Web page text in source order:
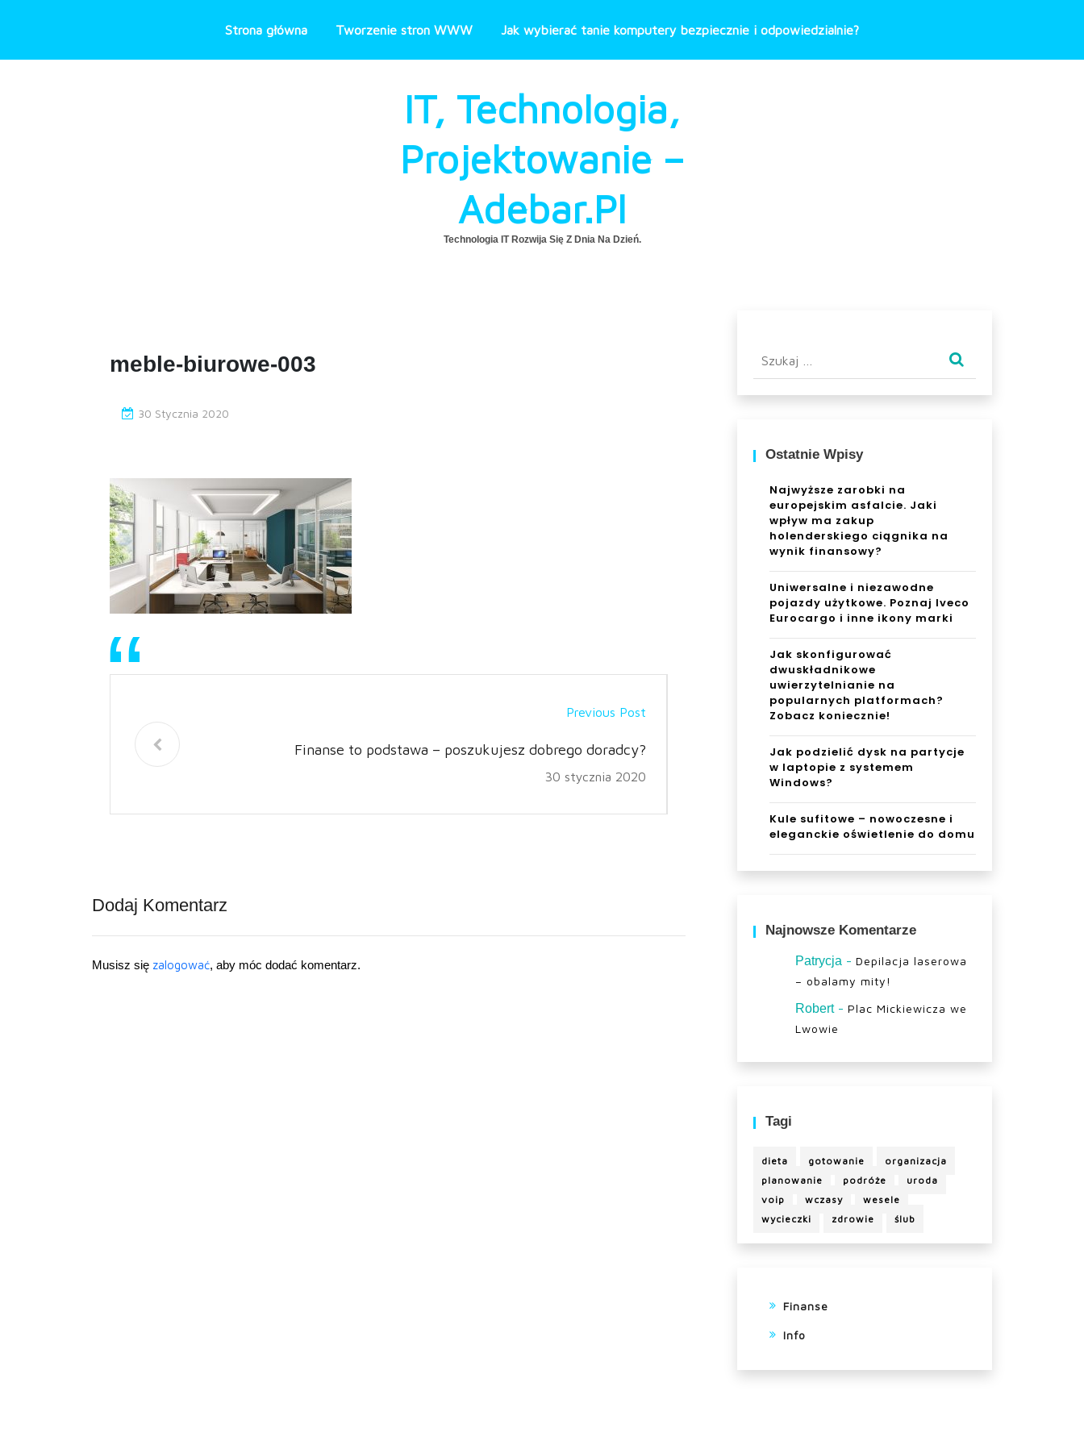
Strona główna Tworzenie stron WWW Jak wybierać tanie komputery bezpiecznie i odpowiedzialnie?
IT, Technologia,
Projektowanie –
Adebar.pl
Technologia IT Rozwija Się Z Dnia Na Dzień.
meble-biurowe-003
30 Stycznia 2020
Previous Post
Finanse to podstawa – poszukujesz dobrego doradcy?
30 stycznia 2020
Dodaj Komentarz
Musisz się zalogować, aby móc dodać komentarz.
Ostatnie Wpisy
Najwyższe zarobki na
europejskim asfalcie. Jaki
wpływ ma zakup
holenderskiego ciągnika na
wynik finansowy?
Uniwersalne i niezawodne
pojazdy użytkowe. Poznaj Iveco
Eurocargo i inne ikony marki
Jak skonfigurować
dwuskładnikowe
uwierzytelnianie na
popularnych platformach?
Zobacz koniecznie!
Jak podzielić dysk na partycje
w laptopie z systemem
Windows?
Kule sufitowe – nowoczesne i
eleganckie oświetlenie do domu
Najnowsze Komentarze
Patrycja - Depilacja laserowa
– obalamy mity!
Robert- Plac Mickiewicza we
Lwowie
Tagi
dieta gotowanie
organizacja
planowanie
podróże
uroda
voip
wczasy
wesele
wycieczki
zdrowie ślub
Finanse
Info